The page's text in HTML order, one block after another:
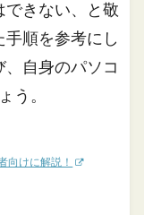
できない、と敬
順を参考にし
自身のパソコ
う。
向けに解説！